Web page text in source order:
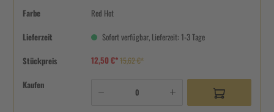
Farbe Red Hot
Lieferzeit Sofort verfügbar, Lieferzeit: 1-3 Tage
Stückpreis 12,50 €*15,62 €*
Kaufen